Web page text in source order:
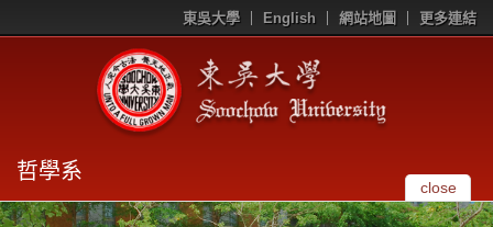
東吳大學 English 網站地圖 更多連結
哲學系
close